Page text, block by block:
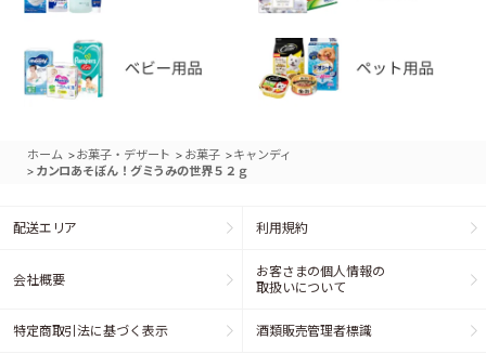
ホーム >お菓子・デザート > お菓子 >キャンディ
> カンロあそぼん！グミうみの世界５２ｇ
配送エリア 利用規約
会社概要
お客さまの個人情報の
取扱いについて
特定商取引法に基づく表示 酒類販売管理者標識